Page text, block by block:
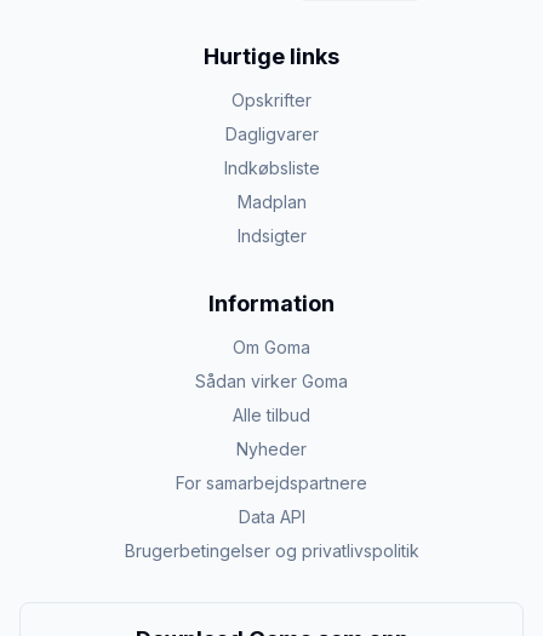
Hurtige links
Opskrifter
Dagligvarer
Indkøbsliste
Madplan
Indsigter
Information
Om Goma
Sådan virker Goma
Alle tilbud
Nyheder
For samarbejdspartnere
Data API
Brugerbetingelser og privatlivspolitik